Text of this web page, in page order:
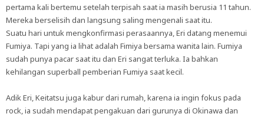
pertama kali bertemu setelah terpisah saat ia masih berusia 11 tahun.
Mereka berselisih dan langsung saling mengenali saat itu.
Suatu hari untuk mengkonfirmasi perasaannya, Eri datang menemui
Fumiya. Tapi yang ia lihat adalah Fimiya bersama wanita lain. Fumiya
sudah punya pacar saat itu dan Eri sangat terluka. Ia bahkan
kehilangan superball pemberian Fumiya saat kecil.
Adik Eri, Keitatsu juga kabur dari rumah, karena ia ingin fokus pada
rock, ia sudah mendapat pengakuan dari gurunya di Okinawa dan